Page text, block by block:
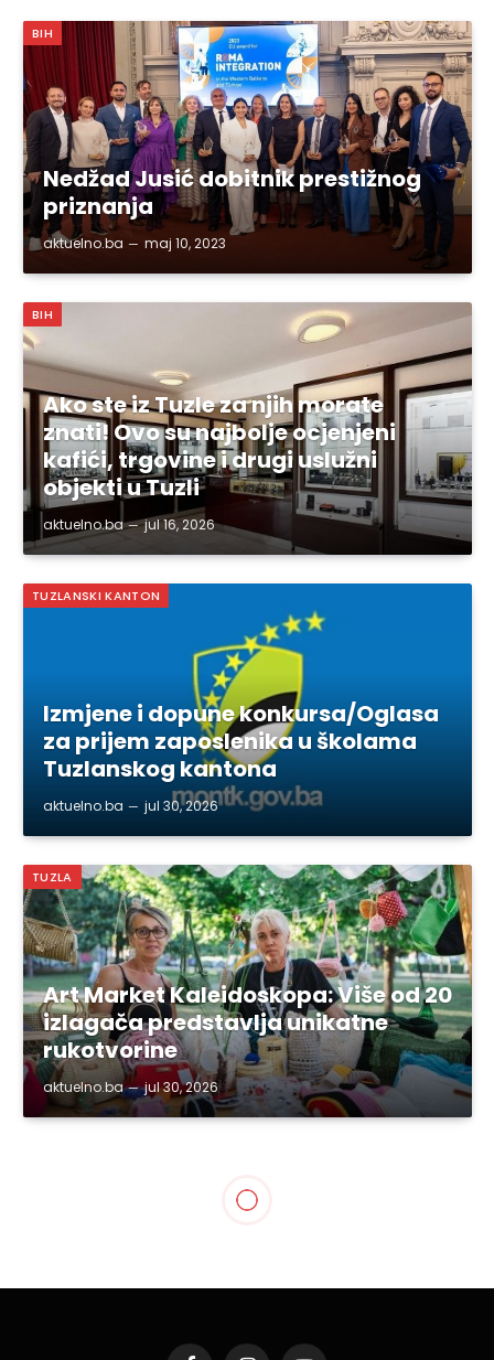
BIH
Nedžad Jusić dobitnik prestižnog
priznanja
aktuelno.ba maj 10, 2023
BIH
Ako ste iz Tuzle za njih morate
znati! Ovo su najbolje ocjenjeni
kafići, trgovine i drugi uslužni
objekti u Tuzli
aktuelno.ba jul 16, 2026
TUZLANSKI KANTON
Izmjene i dopune konkursa/Oglasa
za prijem zaposlenika u školama
Tuzlanskog kantona
aktuelno.ba jul 30, 2026
TUZLA
Art Market Kaleidoskopa: Više od 20
izlagača predstavlja unikatne
rukotvorine
aktuelno.ba jul 30, 2026
Od ponedjeljka nešto